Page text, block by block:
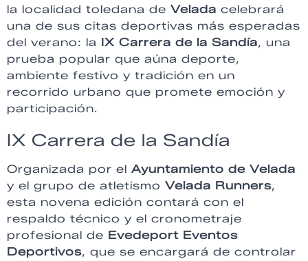
la localidad toledana de Velada celebrará
una de sus citas deportivas más esperadas
del verano: la IX Carrera de la Sandía, una
prueba popular que aúna deporte,
ambiente festivo y tradición en un
recorrido urbano que promete emoción y
participación.
IX Carrera de la Sandía
Organizada por el Ayuntamiento de Velada
y el grupo de atletismo Velada Runners,
esta novena edición contará con el
respaldo técnico y el cronometraje
profesional de Evedeport Eventos
Deportivos, que se encargará de controlar